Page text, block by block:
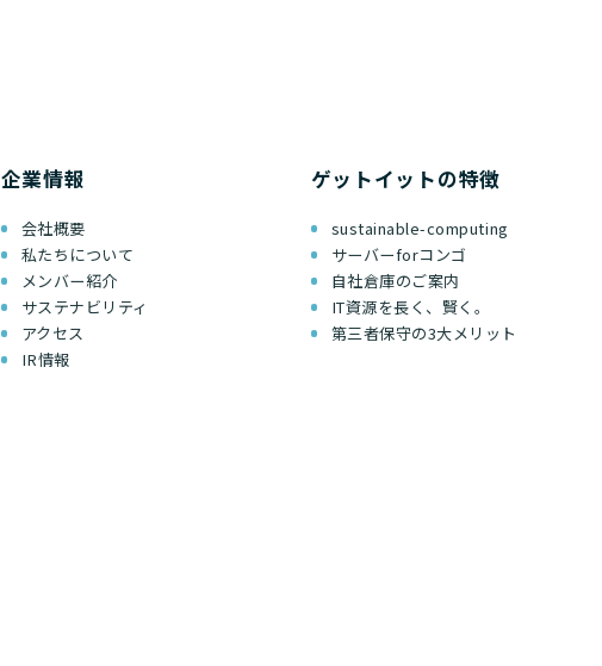
企業情報
会社概要
私たちについて
メンバー紹介
サステナビリティ
アクセス
IR情報
ゲットイットの特徴
sustainable-computing
サーバーforコンゴ
自社倉庫のご案内
IT資源を長く、賢く。
第三者保守の3大メリット